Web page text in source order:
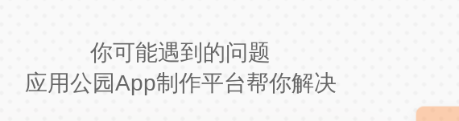
你可能遇到的问题
应用公园App制作平台帮你解决